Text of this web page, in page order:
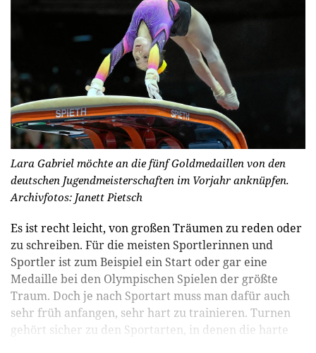
Lara Gabriel möchte an die fünf Goldmedaillen von den
deutschen Jugendmeisterschaften im Vorjahr anknüpfen.
Archivfotos: Janett Pietsch
Es ist recht leicht, von großen Träumen zu reden oder
zu schreiben. Für die meisten Sportlerinnen und
Sportler ist zum Beispiel ein Start oder gar eine
Medaille bei den Olympischen Spielen der größte
Traum. Doch je nach Sportart muss man dafür auch
sehr früh anfangen, sehr hart zu trainieren. Turnen
gehört sicher zu den Sportarten, in denen die harte